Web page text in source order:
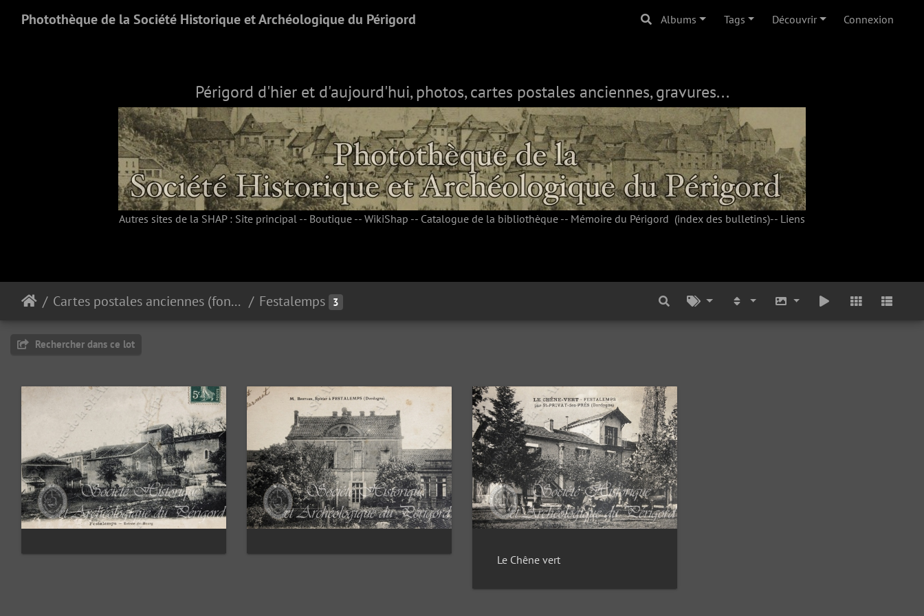
Photothèque de la Société Historique et Archéologique du Périgord Albums Tags Découvrir Connexion
Périgord d'hier et d'aujourd'hui, photos, cartes postales anciennes, gravures...
Autres sites de la SHAP : Site principal -- Boutique -- WikiShap -- Catalogue de la bibliothèque -- Mémoire du Périgord (index des bulletins)-- Liens
Cartes postales anciennes (fonds Pommarède) Festalemps 3
Rechercher dans ce lot
Le Chêne vert